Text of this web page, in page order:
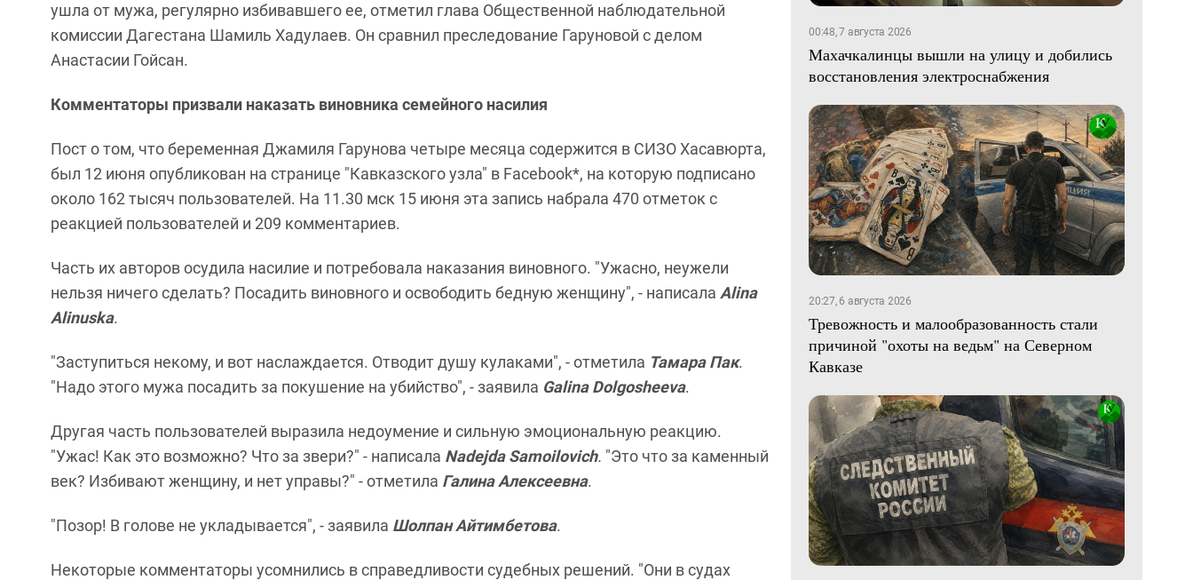
ушла от мужа, регулярно избивавшего ее, отметил глава Общественной наблюдательной
комиссии Дагестана Шамиль Хадулаев. Он сравнил преследование Гаруновой с делом
Анастасии Гойсан.
Комментаторы призвали наказать виновника семейного насилия
Пост о том, что беременная Джамиля Гарунова четыре месяца содержится в СИЗО Хасавюрта,
был 12 июня опубликован на странице "Кавказского узла" в Facebook*, на которую подписано
около 162 тысяч пользователей. На 11.30 мск 15 июня эта запись набрала 470 отметок с
реакцией пользователей и 209 комментариев.
Часть их авторов осудила насилие и потребовала наказания виновного. "Ужасно, неужели
нельзя ничего сделать? Посадить виновного и освободить бедную женщину", - написала Alina
Alinuska.
"Заступиться некому, и вот наслаждается. Отводит душу кулаками", - отметила Тамара Пак.
"Надо этого мужа посадить за покушение на убийство", - заявила Galina Dolgosheeva.
Другая часть пользователей выразила недоумение и сильную эмоциональную реакцию.
"Ужас! Как это возможно? Что за звери?" - написала Nadejda Samoilovich. "Это что за каменный
век? Избивают женщину, и нет управы?" - отметила Галина Алексеевна.
"Позор! В голове не укладывается", - заявила Шолпан Айтимбетова.
Некоторые комментаторы усомнились в справедливости судебных решений. "Они в судах
00:48, 7 августа 2026
Махачкалинцы вышли на улицу и добились
восстановления электроснабжения
20:27, 6 августа 2026
Тревожность и малообразованность стали
причиной "охоты на ведьм" на Северном
Кавказе